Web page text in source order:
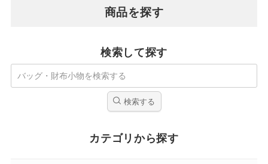
商品を探す
検索して探す
検索する
カテゴリから探す